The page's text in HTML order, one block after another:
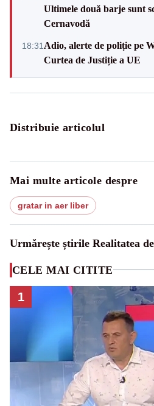
Ultimele două barje sunt
Cernavodă
18:31 Adio, alerte de poliție pe
Curtea de Justiție a UE
Distribuie articolul
Mai multe articole despre
gratar in aer liber
Urmărește știrile Realitatea
CELE MAI CITITE
1